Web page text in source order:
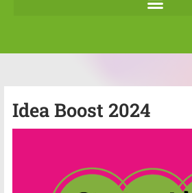
Idea Boost 2024